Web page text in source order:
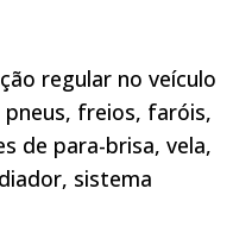
regular no veículo
freios, faróis,
de para-brisa, vela,
sistema